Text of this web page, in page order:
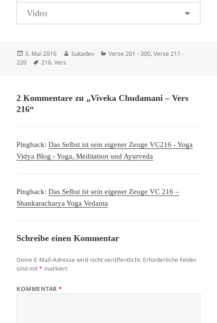
Video
Veröffentlicht
am
5. Mai 2016 Autor
Sukadev Kategorien
Verse 201 - 300,Verse 211 -
220
Schlagwörter
216. Vers
2 Kommentare zu „Viveka Chudamani – Vers
216“
Pingback:Das Selbst ist sein eigener Zeuge VC216 - Yoga
Vidya Blog - Yoga, Meditation und Ayurveda
Pingback:Das Selbst ist sein eigener Zeuge VC 216 –
Shankaracharya Yoga Vedanta
Schreibe einen Kommentar
Deine E-Mail-Adresse wird nicht veröffentlicht. Erforderliche Felder
sind mit* markiert
KOMMENTAR*